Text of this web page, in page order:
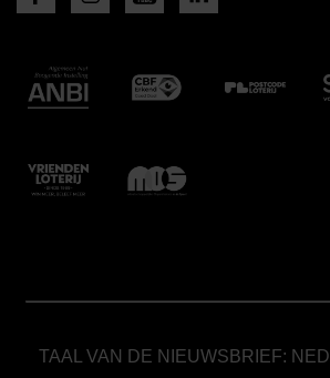
TAAL VAN DE NIEUWSBRIEF: